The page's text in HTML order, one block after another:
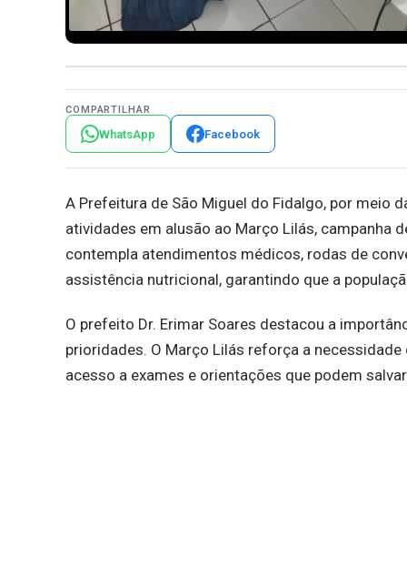
COMPARTILHAR
WhatsApp Facebook
A Prefeitura de São Miguel do Fidalgo, por meio
atividades em alusão ao Março Lilás, campanha
contempla atendimentos médicos, rodas de
assistência nutricional, garantindo que a
O prefeito Dr. Erimar Soares destacou a
prioridades. O Março Lilás reforça a
acesso a exames e orientações que podem